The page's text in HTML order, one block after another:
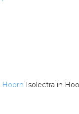
Hoorn Isolectra in